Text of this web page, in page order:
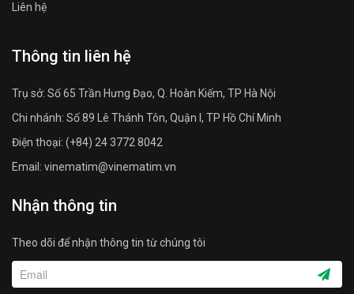
Liên hệ
Thông tin liên hệ
Trụ sở: Số 65 Trần Hưng Đạo, Q. Hoàn Kiếm, TP Hà Nội
Chi nhánh: Số 89 Lê Thánh Tôn, Quận I, TP Hồ Chí Minh
Điện thoại: (+84) 24 3772 8042
Email: vinematim@vinematim.vn
Nhận thông tin
Theo dõi để nhận thông tin từ chúng tôi